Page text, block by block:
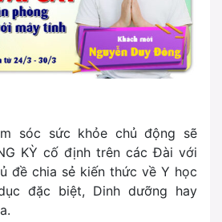
sóc sức khỏe chủ động sẽ
KỲ cố định trên các Đài với
đề chia sẻ kiến thức về Y học
đặc biệt, Dinh dưỡng hay